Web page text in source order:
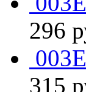
296
315